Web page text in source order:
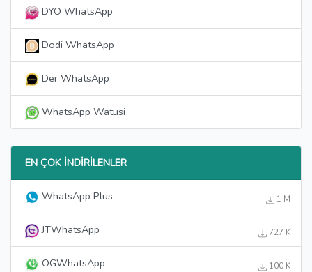
DYO WhatsApp
Dodi WhatsApp
Der WhatsApp
WhatsApp Watusi
EN ÇOK İNDIRILENLER
WhatsApp Plus 1 M
JTWhatsApp 727 K
OGWhatsApp 100 K